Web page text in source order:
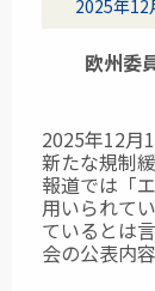
2025年
欧州委
2025年12月
新たな規制
報道では「
用いられて
ているとは
会の公表内